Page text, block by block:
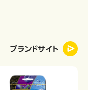
ブランドサイト